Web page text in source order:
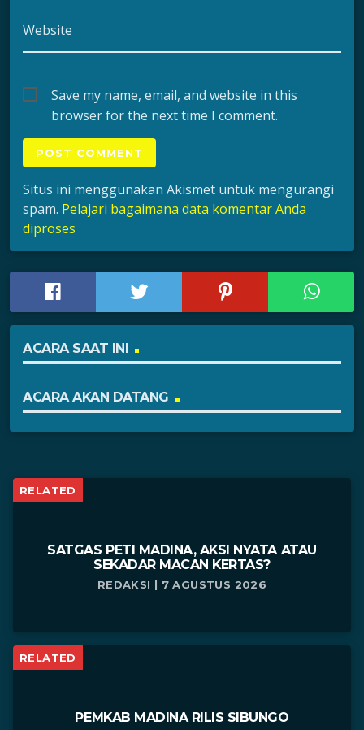
Website
Save my name, email, and website in this
browser for the next time I comment.
Situs ini menggunakan Akismet untuk mengurangi
spam. Pelajari bagaimana data komentar Anda
diproses
ACARA SAAT INI
ACARA AKAN DATANG
RELATED
SATGAS PETI MADINA, AKSI NYATA ATAU
SEKADAR MACAN KERTAS?
REDAKSI | 7 AGUSTUS 2026
RELATED
PEMKAB MADINA RILIS SIBUNGO